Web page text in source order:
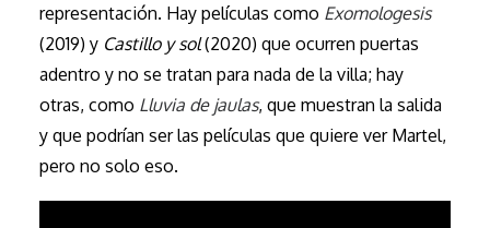
representación. Hay películas como Exomologesis
(2019) y Castillo y sol(2020) que ocurren puertas
adentro y no se tratan para nada de la villa; hay
otras, como Lluvia de jaulas, que muestran la salida
y que podrían ser las películas que quiere ver Martel,
pero no solo eso.